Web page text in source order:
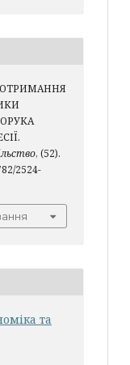
, (52).
2524-
та